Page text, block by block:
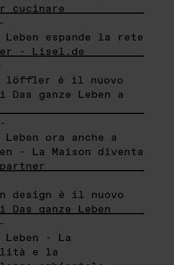
cucinare
Leben espande la rete
- Lisel.de
+ löffler è il nuovo
ganze Leben a
Leben ora anche a
- La Maison diventa
design è il nuovo
ganze Leben
Leben - La
e la